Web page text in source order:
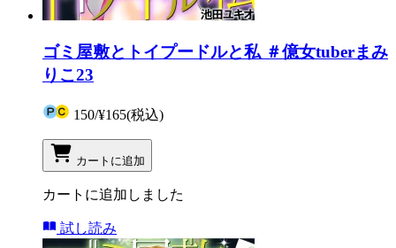
ゴミ屋敷とトイプードルと私 ＃億女tuberまみ
りこ23
150/¥165(税込)
カートに追加
カートに追加しました
試し読み